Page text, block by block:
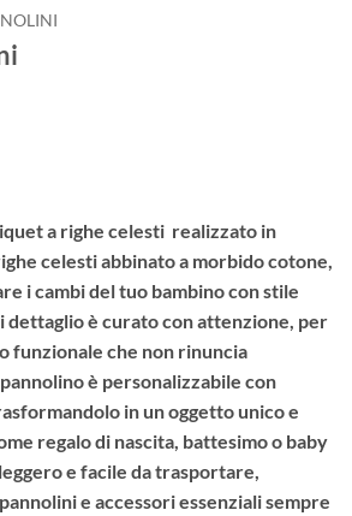
a righe celesti realizzato in
celesti abbinato a morbido cotone,
i cambi del tuo bambino con stile
dettaglio è curato con attenzione, per
funzionale che non rinuncia
è personalizzabile con
in un oggetto unico e
regalo di nascita, battesimo o baby
e facile da trasportare,
e accessori essenziali sempre